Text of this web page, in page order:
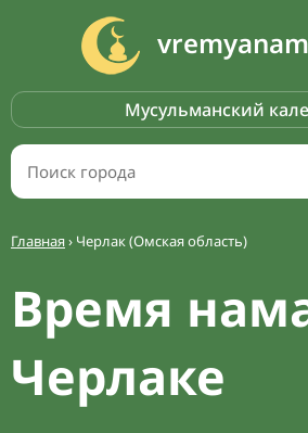
Мусульманский
Главная› Черлак (Омская область)
Время
Черлаке